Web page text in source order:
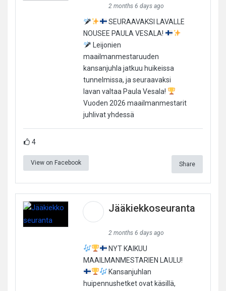
2 months 6 days ago
SEURAAVAKSI LAVALLE
NOUSEE PAULA VESALA!
Leijonien
maailmanmestaruuden
kansanjuhla jatkuu huikeissa
tunnelmissa, ja seuraavaksi
lavan valtaa Paula Vesala!
Vuoden 2026 maailmanmestarit
juhlivat yhdessä
4
View on Facebook Share
Jääkiekkoseuranta
2 months 6 days ago
NYT KAIKUU
MAAILMANMESTARIEN LAULU!
Kansanjuhlan
huipennushetket ovat käsillä,